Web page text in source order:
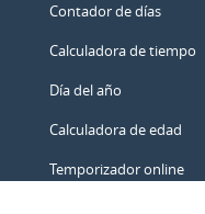
Contador de días
Calculadora de tiempo
Día del año
Calculadora de edad
Temporizador online